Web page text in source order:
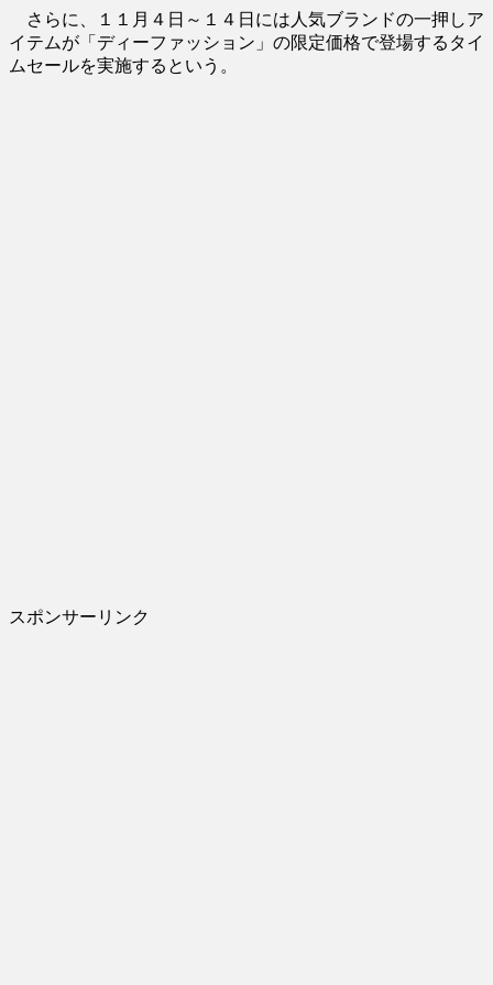
さらに、１１月４日～１４日には人気ブランドの一押しア
イテムが「ディーファッション」の限定価格で登場するタイ
ムセールを実施するという。
スポンサーリンク